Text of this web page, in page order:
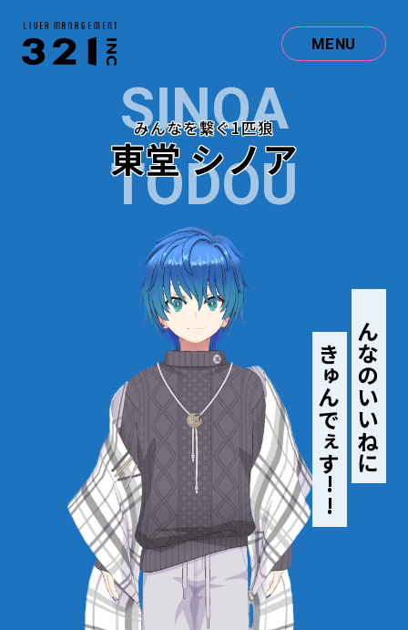
MENU
みんなのいいねに
きゅんでぇす!!
みんなを繋ぐ1匹狼
東堂 シノア
SINOA
TODOU